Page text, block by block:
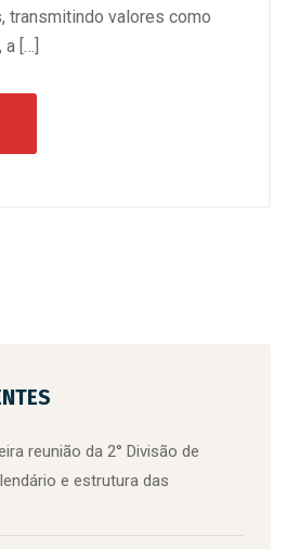
transmitindo valores como
[…]
reunião da 2° Divisão de
e estrutura das